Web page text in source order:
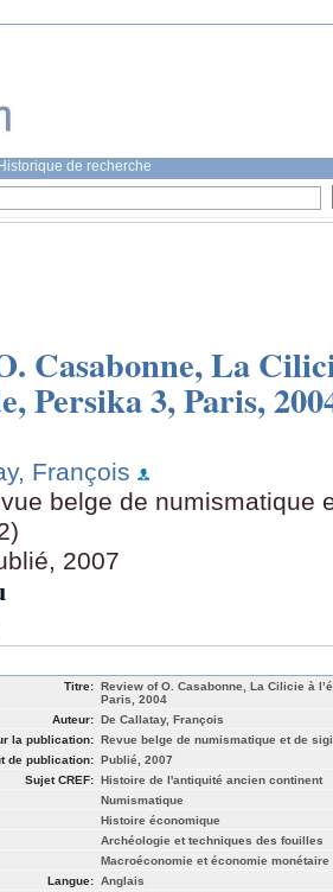
Historique de recherche
Casabonne, La
Persika 3, Paris,
François
belge de numismatique
2007
Titre: Review of O. Casabonne, La Cilicie à
Paris, 2004
Auteur: De Callatay, François
la publication: Revue belge de numismatique et de
de publication: Publié, 2007
Sujet CREF: Histoire de l'antiquité ancien continent
Numismatique
Histoire économique
Archéologie et techniques des fouilles
Macroéconomie et économie monétaire
Langue: Anglais